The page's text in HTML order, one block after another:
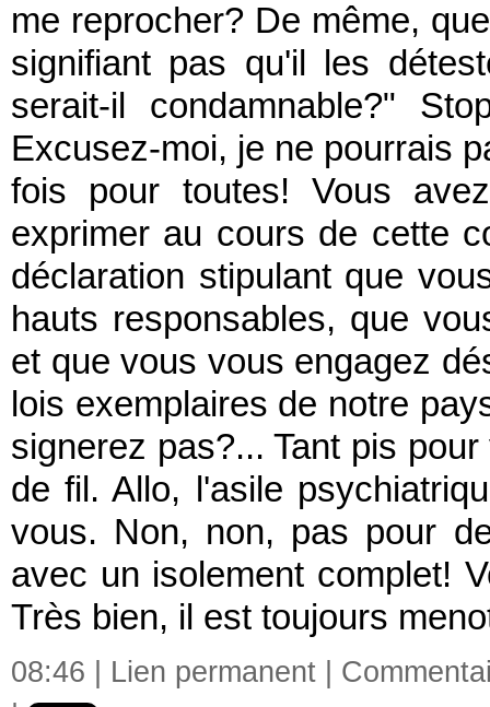
me reprocher? De même,
signifiant pas qu'il les
serait-il condamnable?"
Excusez-moi, je ne pourrais
fois pour toutes! Vous
exprimer au cours de cette
déclaration stipulant que
hauts responsables, que
et que vous vous engagez
lois exemplaires de notre
signerez pas?... Tant pis
de fil. Allo, l'asile
vous. Non, non, pas pour
avec un isolement complet!
Très bien, il est toujours
08:46 | Lien permanent